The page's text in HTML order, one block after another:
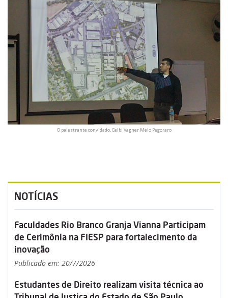
O palestrante convidado, Celbi Vagner Melo Pegoraro
NOTÍCIAS
Faculdades Rio Branco Granja Vianna Participam
de Cerimônia na FIESP para fortalecimento da
inovação
Publicado em: 20/7/2026
Estudantes de Direito realizam visita técnica ao